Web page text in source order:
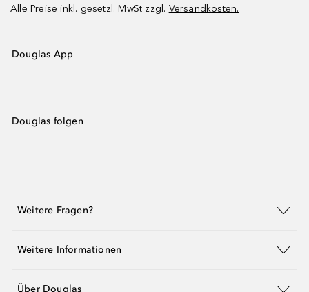
Alle Preise inkl. gesetzl. MwSt zzgl. Versandkosten.
Douglas App
Douglas folgen
Weitere Fragen?
Weitere Informationen
Über Douglas